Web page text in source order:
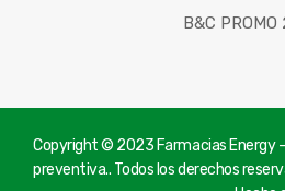
B&C PROMO
Copyright © 2023 Farmacias Energy
preventiva.. Todos los derechos